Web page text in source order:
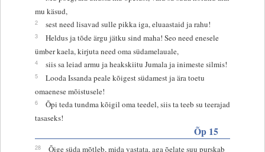
mu käsud,
2 sest need lisavad sulle pikka iga, eluaastaid ja rahu!
3
Heldus ja tõde ärgu jätku sind maha! Seo need enesele
ümber kaela, kirjuta need oma südamelauale,
4 siis sa leiad armu ja heakskiitu Jumala ja inimeste silmis!
5
Looda Issanda peale kõigest südamest ja ära toetu
omaenese mõistusele!
6
Õpi teda tundma kõigil oma teedel, siis ta teeb su teerajad
tasaseks!
Õp 15
28
Õige süda mõtleb, mida vastata, aga õelate suu purskab